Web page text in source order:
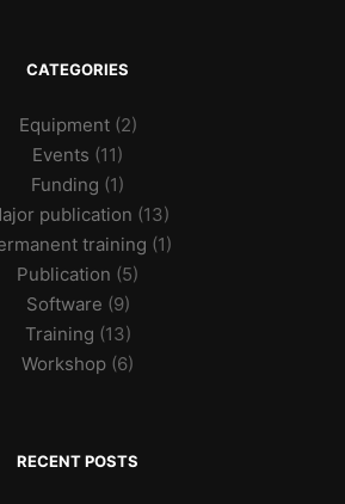
CATEGORIES
Equipment(2)
Events (11)
Funding (1)
publication (13)
training (1)
Publication (5)
Software (9)
Training (13)
Workshop (6)
RECENT POSTS